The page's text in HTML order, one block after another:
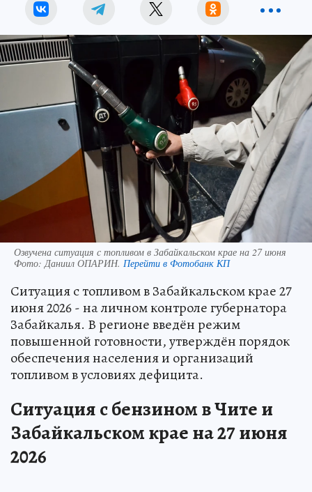
Озвучена ситуация с топливом в Забайкальском крае на 27 июня
Фото: Даниил ОПАРИН. Перейти в Фотобанк КП
Ситуация с топливом в Забайкальском крае 27
июня 2026 - на личном контроле губернатора
Забайкалья. В регионе введён режим
повышенной готовности, утверждён порядок
обеспечения населения и организаций
топливом в условиях дефицита.
Ситуация с бензином в Чите и
Забайкальском крае на 27 июня
2026